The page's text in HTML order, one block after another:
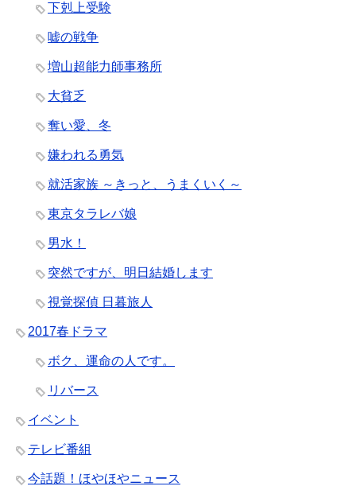
下剋上受験
嘘の戦争
増山超能力師事務所
大貧乏
奪い愛、冬
嫌われる勇気
就活家族 ～きっと、うまくいく～
東京タラレバ娘
男水！
突然ですが、明日結婚します
視覚探偵 日暮旅人
2017春ドラマ
ボク、運命の人です。
リバース
イベント
テレビ番組
今話題！ほやほやニュース